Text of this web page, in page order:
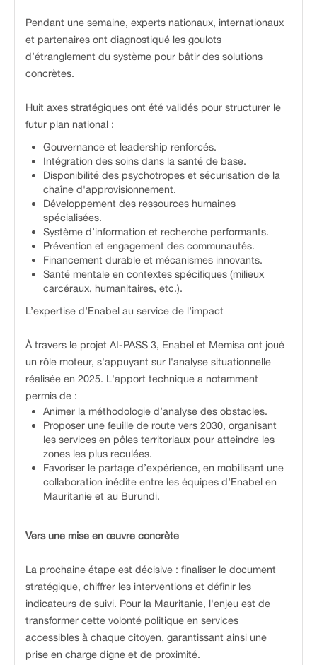
Pendant une semaine, experts nationaux, internationaux
et partenaires ont diagnostiqué les goulots
d’étranglement du système pour bâtir des solutions
concrètes.
Huit axes stratégiques ont été validés pour structurer le
futur plan national :
Gouvernance et leadership renforcés.
Intégration des soins dans la santé de base.
Disponibilité des psychotropes et sécurisation de la
chaîne d'approvisionnement.
Développement des ressources humaines
spécialisées.
Système d’information et recherche performants.
Prévention et engagement des communautés.
Financement durable et mécanismes innovants.
Santé mentale en contextes spécifiques (milieux
carcéraux, humanitaires, etc.).
L’expertise d’Enabel au service de l’impact
À travers le projet AI-PASS 3, Enabel et Memisa ont joué
un rôle moteur, s'appuyant sur l'analyse situationnelle
réalisée en 2025. L'apport technique a notamment
permis de :
Animer la méthodologie d’analyse des obstacles.
Proposer une feuille de route vers 2030, organisant
les services en pôles territoriaux pour atteindre les
zones les plus reculées.
Favoriser le partage d’expérience, en mobilisant une
collaboration inédite entre les équipes d’Enabel en
Mauritanie et au Burundi.
Vers une mise en œuvre concrète
La prochaine étape est décisive : finaliser le document
stratégique, chiffrer les interventions et définir les
indicateurs de suivi. Pour la Mauritanie, l'enjeu est de
transformer cette volonté politique en services
accessibles à chaque citoyen, garantissant ainsi une
prise en charge digne et de proximité.